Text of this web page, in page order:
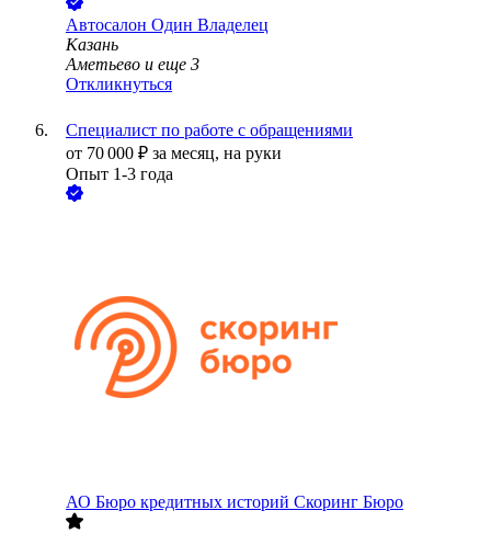
Автосалон Один Владелец
Казань
Аметьево и еще 3
Откликнуться
Специалист по работе с обращениями
от 70 000 ₽ за месяц, на руки
Опыт 1-3 года
АО Бюро кредитных историй Скоринг Бюро